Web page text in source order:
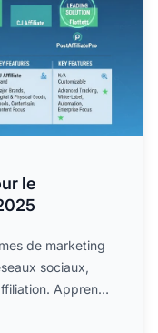
le
de marketing
sociaux,
Apprenez